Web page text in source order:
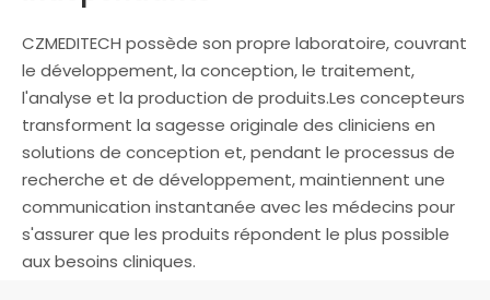
CZMEDITECH possède son propre laboratoire, couvrant
le développement, la conception, le traitement,
l'analyse et la production de produits.Les concepteurs
transforment la sagesse originale des cliniciens en
solutions de conception et, pendant le processus de
recherche et de développement, maintiennent une
communication instantanée avec les médecins pour
s'assurer que les produits répondent le plus possible
aux besoins cliniques.